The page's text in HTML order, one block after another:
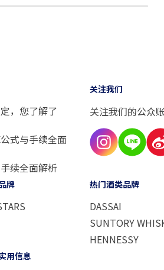
7 8 9 10
，您了解了
式与手续全面
续全面解析
关注我们
关注我们的公众
牌 热门酒类品牌
DASSAI
SUNTORY
HENNESSY
用信息